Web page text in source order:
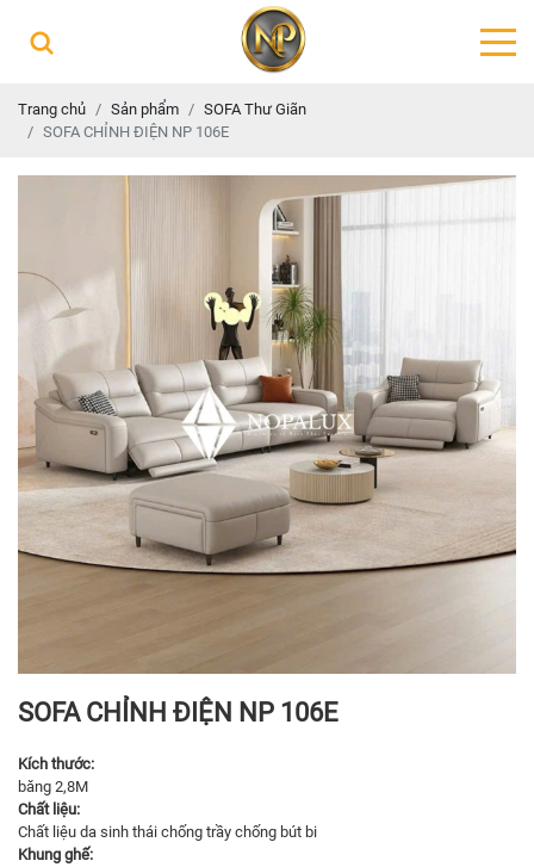
Trang chủ Sản phẩm
SOFA Thư Giãn
SOFA CHỈNH ĐIỆN NP 106E
SOFA CHỈNH ĐIỆN NP 106E
Kích thước:
băng 2,8M
Chất liệu:
Chất liệu da sinh thái chống trầy chống bút bi
Khung ghế: